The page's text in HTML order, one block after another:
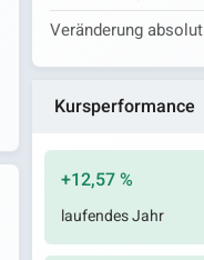
Veränderung absolut
Kursperformance
+12,57 %
laufendes Jahr